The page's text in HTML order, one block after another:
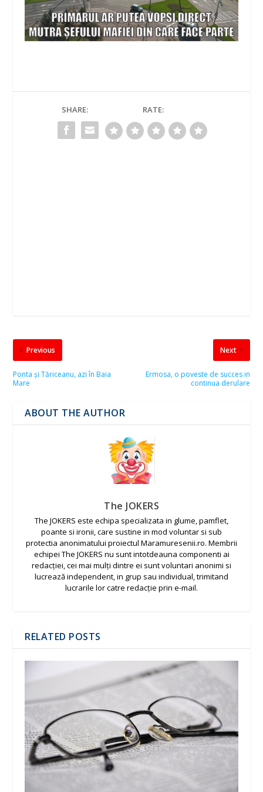
SHARE: RATE:
Previous
Ponta și Tăriceanu, azi în Baia
Mare
Next
Ermosa, o poveste de succes in
continua derulare
ABOUT THE AUTHOR
The JOKERS
The JOKERS este echipa specializata in glume, pamflet,
poante si ironii, care sustine in mod voluntar si sub
protectia anonimatului proiectul Maramuresenii.ro. Membrii
echipei The JOKERS nu sunt intotdeauna componenti ai
redacției, cei mai mulți dintre ei sunt voluntari anonimi si
lucrează independent, in grup sau individual, trimitand
lucrarile lor catre redacție prin e-mail.
RELATED POSTS